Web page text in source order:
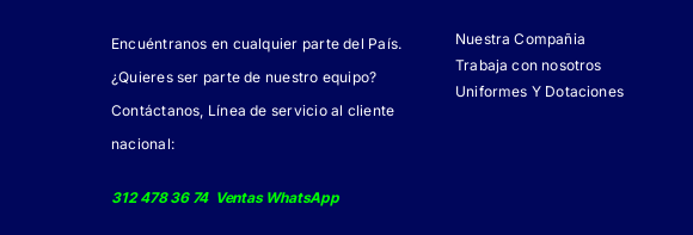
Encuéntranos en cualquier parte del País.
¿Quieres ser parte de nuestro equipo?
Contáctanos, Línea de servicio al cliente
nacional:
312 478 36 74 Ventas WhatsApp
Nuestra Compañia
Trabaja con nosotros
Uniformes Y Dotaciones